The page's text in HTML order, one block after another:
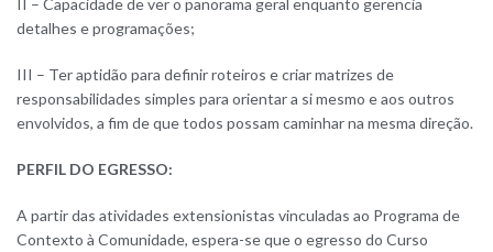
detalhes e programações;
III – Ter aptidão para definir roteiros e criar matrizes de
responsabilidades simples para orientar a si mesmo e aos outros
envolvidos, a fim de que todos possam caminhar na mesma direção.
PERFIL DO EGRESSO:
A partir das atividades extensionistas vinculadas ao Programa de
Contexto à Comunidade, espera-se que o egresso do Curso